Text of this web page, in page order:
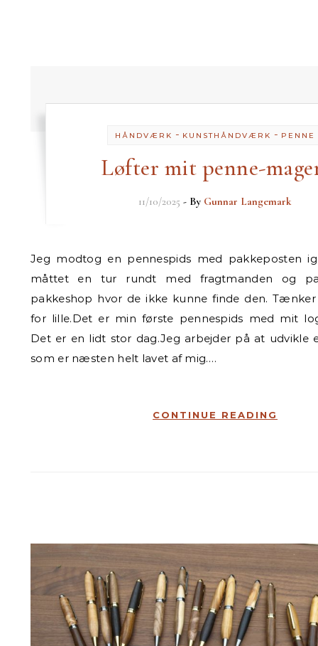
HÅNDVÆRK - KUNSTHÅNDVÆRK - PENNE
Løfter mit penne-
11/10/2025 - By Gunnar Langemark
Jeg modtog en pennespids med pakkeposten igår. Den havde
måttet en tur rundt med fragtmanden og
pakkeshop hvor de ikke kunne finde den.
for lille.Det er min første pennespids med mit
Det er en lidt stor dag.Jeg arbejder på at udvikle
som er næsten helt lavet af mig.…
CONTINUE READING